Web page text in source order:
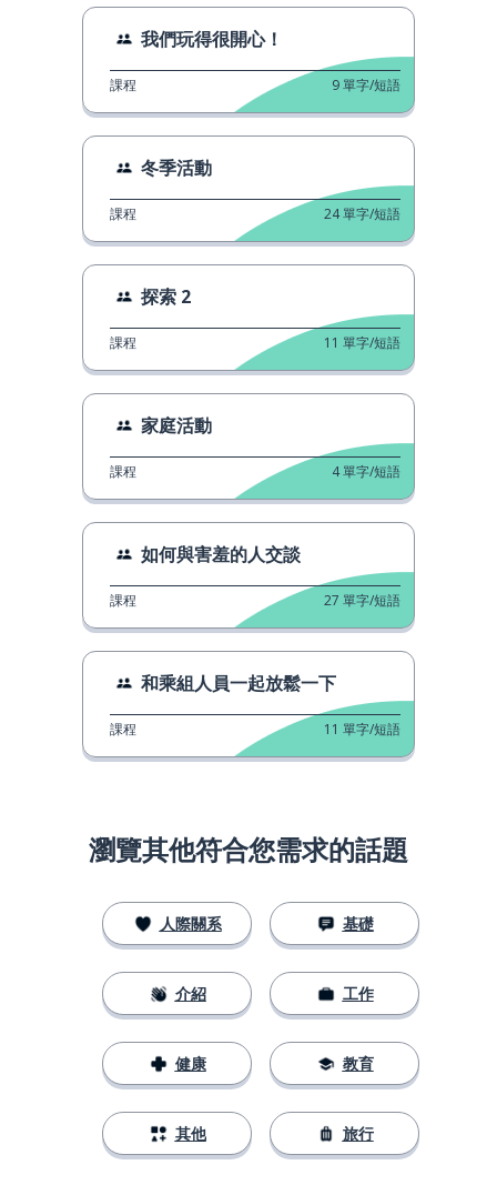
我們玩得很開心！
課程 9單字/短語
冬季活動
課程 24單字/短語
探索 2
課程 11 單字/短語
家庭活動
課程 4單字/短語
如何與害羞的人交談
課程 27 單字/短語
和乘組人員一起放鬆一下
課程 11 單字/短語
瀏覽其他符合您需求的話題
人際關系
介紹
健康
其他
基礎
工作
教育
旅行